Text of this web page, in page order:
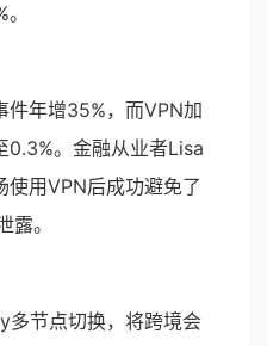
件年增35%，而VPN加
0.3%。金融从业者Lisa
使用VPN后成功避免了
。
多节点切换，将跨境会